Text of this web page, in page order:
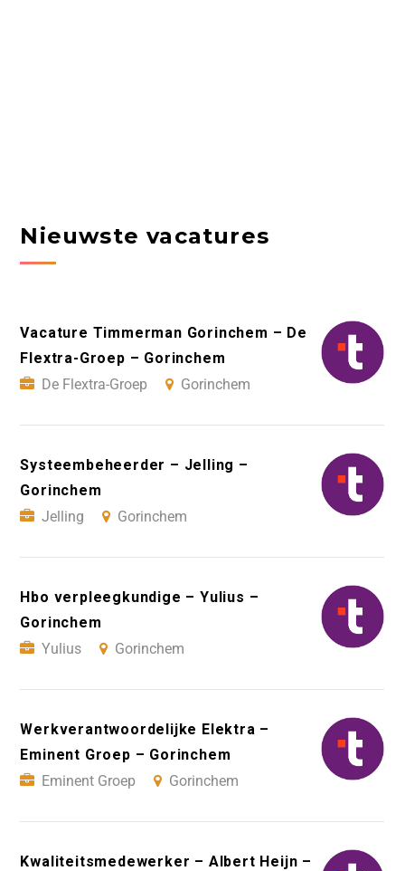
Nieuwste vacatures
Vacature Timmerman Gorinchem – De
Flextra-Groep – Gorinchem
De Flextra-Groep
Gorinchem
Systeembeheerder – Jelling –
Gorinchem
Jelling
Gorinchem
Hbo verpleegkundige – Yulius –
Gorinchem
Yulius
Gorinchem
Werkverantwoordelijke Elektra –
Eminent Groep – Gorinchem
Eminent Groep
Gorinchem
Kwaliteitsmedewerker – Albert Heijn –